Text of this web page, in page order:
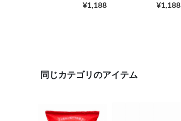
¥1,188 ¥1,188
同じカテゴリのアイテム